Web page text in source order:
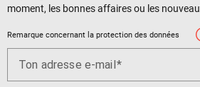
moment, les bonnes affaires ou les
Remarque concernant la protection des données
Ton adresse e-mail